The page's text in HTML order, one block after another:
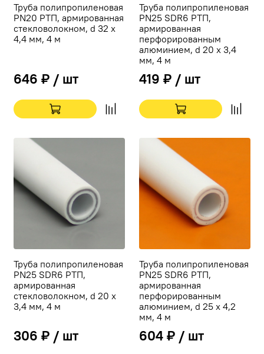
Труба полипропиленовая
PN20 РТП, армированная
стекловолокном, d 32 х
4,4 мм, 4 м
646 ₽ / шт
Труба полипропиленовая
PN25 SDR6 РТП,
армированная
перфорированным
алюминием, d 20 х 3,4
мм, 4 м
419 ₽ / шт
Труба полипропиленовая
PN25 SDR6 РТП,
армированная
стекловолокном, d 20 х
3,4 мм, 4 м
306 ₽ / шт
Труба полипропиленовая
PN25 SDR6 РТП,
армированная
перфорированным
алюминием, d 25 х 4,2
мм, 4 м
604 ₽ / шт